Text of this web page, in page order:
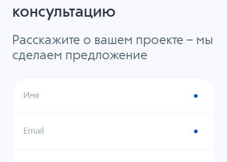
консультацию
Расскажите о вашем проекте – мы
сделаем предложение
Имя
Email